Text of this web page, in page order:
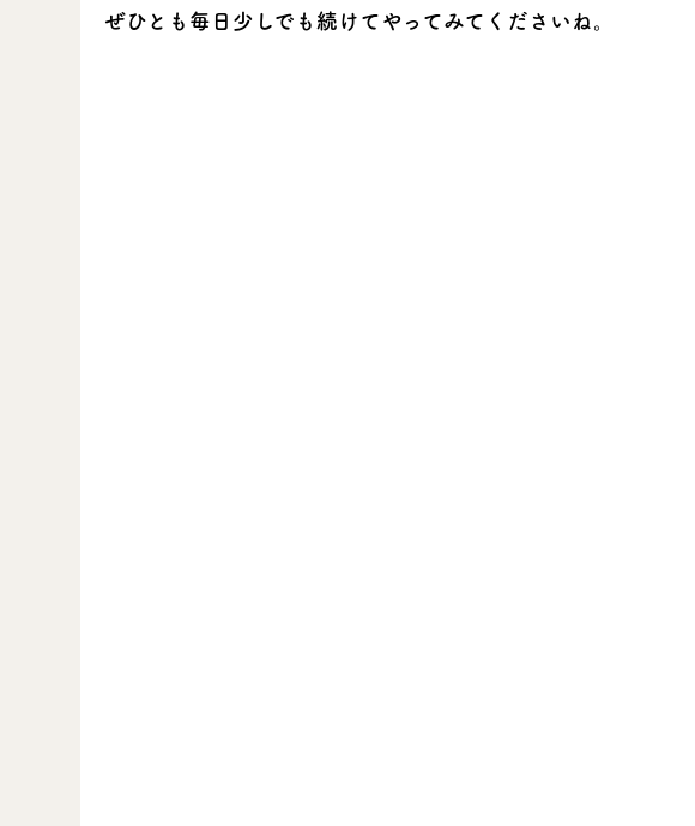
ぜひとも毎日少しでも続けてやってみてくださいね。